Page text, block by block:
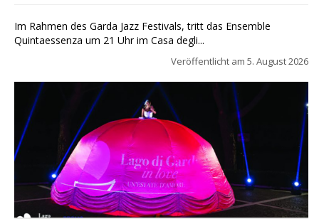
Im Rahmen des Garda Jazz Festivals, tritt das Ensemble
Quintaessenza um 21 Uhr im Casa degli...
Veröffentlicht am 5. August 2026